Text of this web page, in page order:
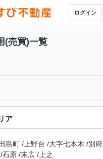
ログイン
(売買)一覧
ア
島町 / 上野台 /大字七本木 /別府
/石原 /末広 / 上之